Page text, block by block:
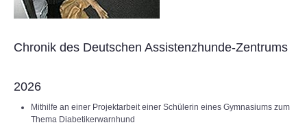
Chronik des Deutschen Assistenzhunde-Zentrums
2026
Mithilfe an einer Projektarbeit einer Schülerin eines Gymnasiums zum
Thema Diabetikerwarnhund